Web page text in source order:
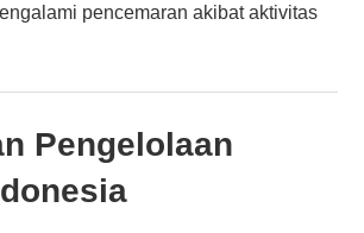
pencemaran akibat aktivitas
Pengelolaan